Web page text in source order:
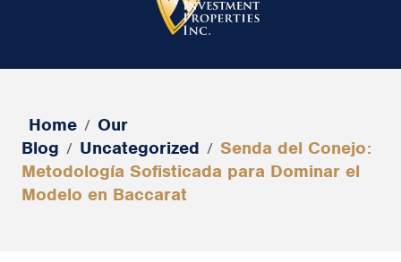
Home / Our
Blog / Uncategorized / Senda del Conejo:
Metodología Sofisticada para Dominar el
Modelo en Baccarat